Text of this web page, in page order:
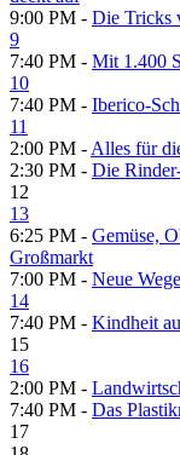
9:00 PM - Die Tricks
9
7:40 PM - Mit 1.400
10
7:40 PM - Iberico-
11
2:00 PM - Alles für
2:30 PM - Die
12
13
6:25 PM - Gemüse,
Großmarkt
7:00 PM - Neue
14
7:40 PM - Kindheit
15
16
2:00 PM -
7:40 PM - Das
17